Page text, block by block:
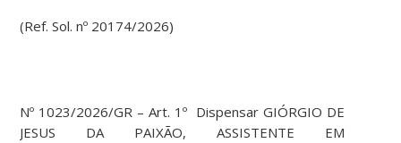
(Ref. Sol. nº 20174/2026)
Nº 1023/2026/GR – Art. 1º Dispensar GIÓRGIO DE
JESUS DA PAIXÃO, ASSISTENTE EM